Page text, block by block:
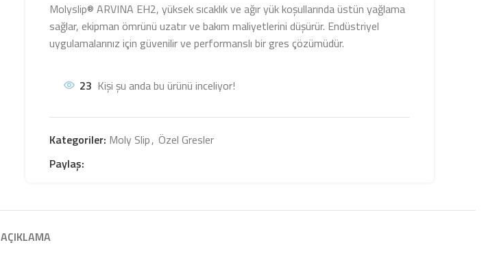
Molyslip® ARVINA EH2, yüksek sıcaklık ve ağır yük koşullarında üstün yağlama
sağlar, ekipman ömrünü uzatır ve bakım maliyetlerini düşürür. Endüstriyel
uygulamalarınız için güvenilir ve performanslı bir gres çözümüdür.
23 Kişi şu anda bu ürünü inceliyor!
Kategoriler: Moly Slip, Özel Gresler
Paylaş:
AÇIKLAMA